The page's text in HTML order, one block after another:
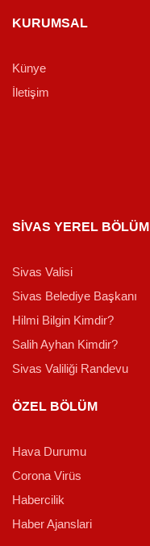
KURUMSAL
Künye
İletişim
SİVAS YEREL BÖLÜM
Sivas Valisi
Sivas Belediye Başkanı
Hilmi Bilgin Kimdir?
Salih Ayhan Kimdir?
Sivas Valiliği Randevu
ÖZEL BÖLÜM
Hava Durumu
Corona Virüs
Habercilik
Haber Ajanslari